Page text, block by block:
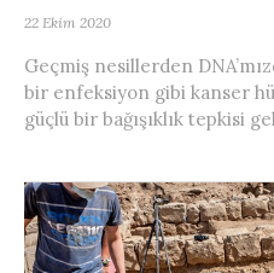
22 Ekim 2020
Geçmiş nesillerden
bir enfeksiyon gibi kanser
güçlü bir bağışıklık tepkisi